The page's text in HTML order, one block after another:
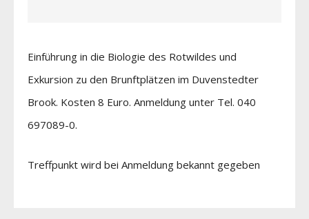
Einführung in die Biologie des Rotwildes und
Exkursion zu den Brunftplätzen im Duvenstedter
Brook. Kosten 8 Euro. Anmeldung unter Tel. 040
697089-0.
Treffpunkt wird bei Anmeldung bekannt gegeben